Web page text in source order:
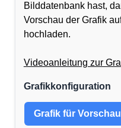
Bilddatenbank hast,
Vorschau der Grafik
hochladen.
Videoanleitung zur
Grafikkonfiguration
Grafik für Vorschau